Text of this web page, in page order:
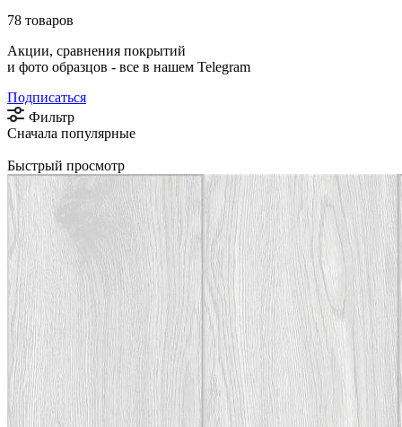
78 товаров
Акции, сравнения покрытий
и фото образцов - все в нашем Telegram
Подписаться
Фильтр
Сначала популярные
Быстрый просмотр